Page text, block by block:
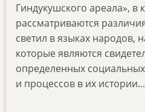
Гиндукушского ареала», в
рассматриваются
светил в языках народов,
которые являются
определенных
и процессов в их истории...